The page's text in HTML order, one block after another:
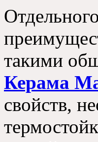
такими
Керама
свойств,